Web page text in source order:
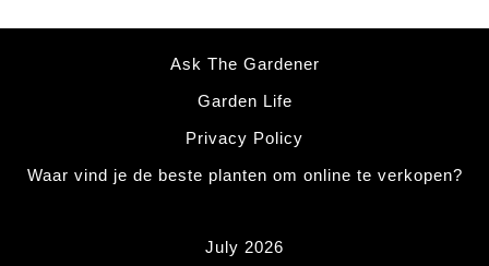
Ask The Gardener
Garden Life
Privacy Policy
Waar vind je de beste planten om online te verkopen?
July 2026